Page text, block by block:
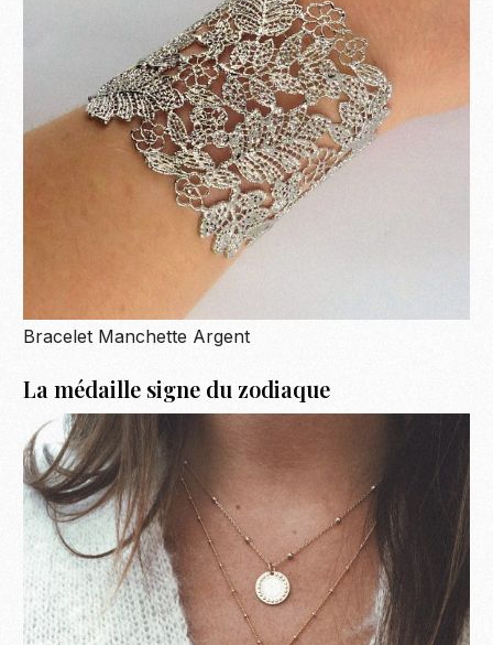
Bracelet Manchette Argent
La médaille signe du zodiaque